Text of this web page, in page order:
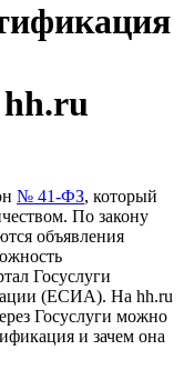
hh.ru
№ 41-ФЗ, который
По закону
объявления
Госуслуги
(ЕСИА). На hh.ru
Госуслуги можно
и зачем она